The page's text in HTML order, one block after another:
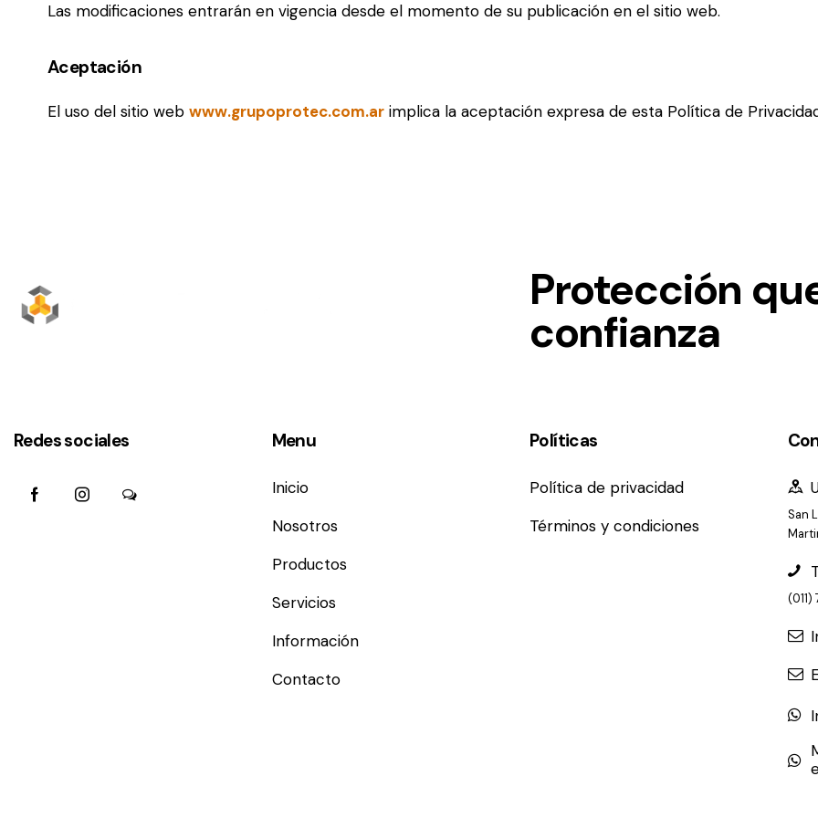
Las modificaciones entrarán en vigencia desde el momento de su publicación en el sitio web.
Aceptación
El uso del sitio web www.grupoprotec.com.ar implica la aceptación expresa de esta Política de
Protección
confianza
Redes sociales Menu
Inicio
Nosotros
Productos
Servicios
Información
Contacto
Políticas
Política de privacidad
Términos y condiciones
San
(011)